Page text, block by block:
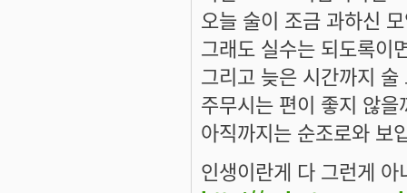
오늘 술이 조금 과하신
그래도 실수는 되도록이
그리고 늦은 시간까지
주무시는 편이 좋지 않
아직까지는 순조로와 보
인생이란게 다 그런게